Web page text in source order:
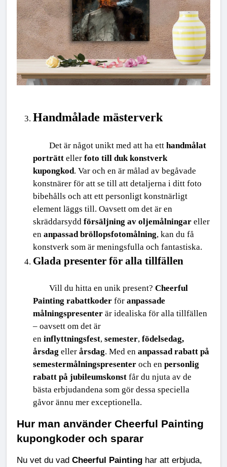
Handmålade mästerverk
Det är något unikt med att ha ett handmålat
porträtt eller foto till duk konstverk
kupongkod. Var och en är målad av begåvade
konstnärer för att se till att detaljerna i ditt foto
bibehålls och att ett personligt konstnärligt
element läggs till. Oavsett om det är en
skräddarsydd försäljning av oljemålningar eller
en anpassad bröllopsfotomålning, kan du få
konstverk som är meningsfulla och fantastiska.
Glada presenter för alla tillfällen
Vill du hitta en unik present? Cheerful
Painting rabattkoder för anpassade
målningspresenter är idealiska för alla tillfällen
– oavsett om det är
en inflyttningsfest, semester, födelsedag,
årsdag eller årsdag. Med en anpassad rabatt på
semestermålningspresenter och en personlig
rabatt på jubileumskonst får du njuta av de
bästa erbjudandena som gör dessa speciella
gåvor ännu mer exceptionella.
Hur man använder Cheerful Painting
kupongkoder och sparar
Nu vet du vad Cheerful Painting har att erbjuda,